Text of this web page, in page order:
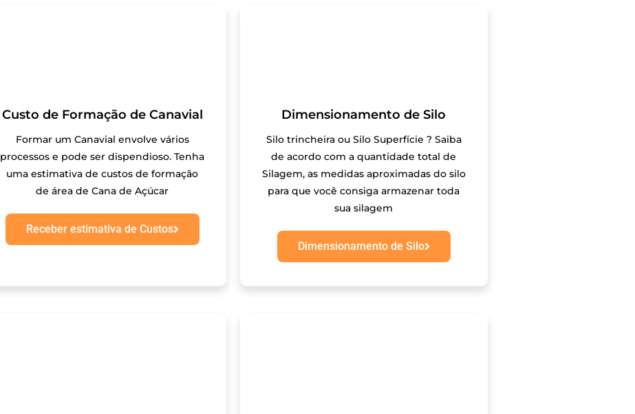
Custo de Formação de Canavial
Formar um Canavial envolve vários
processos e pode ser dispendioso. Tenha
uma estimativa de custos de formação
de área de Cana de Açúcar
Receber estimativa de Custos
Dimensionamento de Silo
Silo trincheira ou Silo Superfície ? Saiba
de acordo com a quantidade total de
Silagem, as medidas aproximadas do silo
para que você consiga armazenar toda
sua silagem
Dimensionamento de Silo